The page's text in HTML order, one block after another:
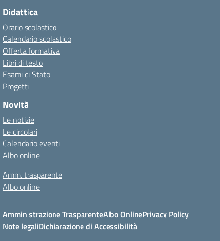
Didattica
Orario scolastico
Calendario scolastico
Offerta formativa
Libri di testo
Esami di Stato
Progetti
Novità
Le notizie
Le circolari
Calendario eventi
Albo online
Amm. trasparente
Albo online
Amministrazione TrasparenteAlbo OnlinePrivacy Policy
Note legaliDichiarazione di Accessibilità